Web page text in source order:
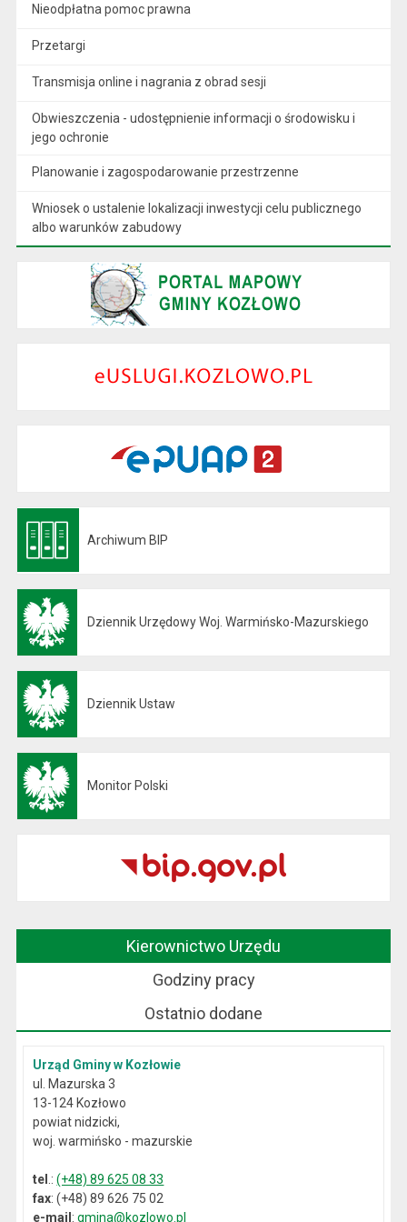
Nieodpłatna pomoc prawna
Przetargi
Transmisja online i nagrania z obrad sesji
Obwieszczenia - udostępnienie informacji o środowisku i
jego ochronie
Planowanie i zagospodarowanie przestrzenne
Wniosek o ustalenie lokalizacji inwestycji celu publicznego
albo warunków zabudowy
Archiwum BIP
Dziennik Urzędowy Woj. Warmińsko-Mazurskiego
Dziennik Ustaw
Monitor Polski
Kierownictwo Urzędu
Godziny pracy
Ostatnio dodane
Urząd Gminy w Kozłowie
ul. Mazurska 3
13-124 Kozłowo
powiat nidzicki,
woj. warmińsko - mazurskie
tel .:(+48) 89 625 08 33
fax: (+48) 89 626 75 02
e-mail:gmina@kozlowo.pl